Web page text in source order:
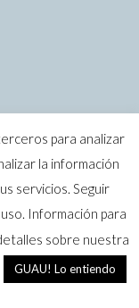
2019 Tu
Española de
para analizar
la información
servicios. Seguir
Información para
sobre nuestra
GUAU! Lo entiendo